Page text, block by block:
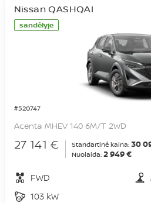
sandėlyje
#520747
Nissan QASHQAI
Acenta MHEV 140 6M/T 2WD
27 141 € Standartinė kaina: 30
Nuolaida: 2 949 €
FWD
103 kW